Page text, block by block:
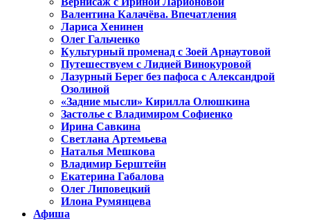
Валентина Калачёва. Впечатления
Лариса Хенинен
Олег Гальченко
Культурный променад с Зоей Арнаутовой
Путешествуем с Лидией Винокуровой
Лазурный Берег без пафоса с Александрой
Озолиной
«Задние мысли» Кирилла Олюшкина
Застолье с Владимиром Софиенко
Ирина Савкина
Светлана Артемьева
Наталья Мешкова
Владимир Берштейн
Екатерина Габалова
Олег Липовецкий
Илона Румянцева
Афиша